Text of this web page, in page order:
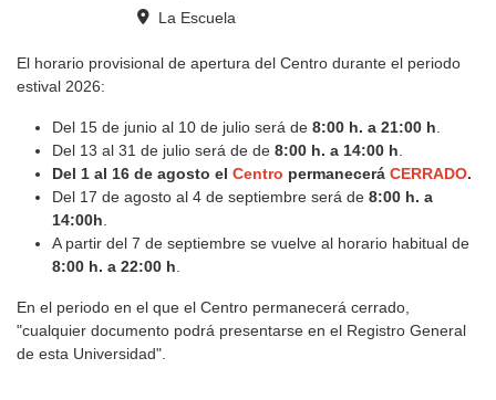
La Escuela
El horario provisional de apertura del Centro durante el periodo
estival 2026:
Del 15 de junio al 10 de julio será de 8:00 h. a 21:00 h.
Del 13 al 31 de julio será de de 8:00 h. a 14:00 h.
Del 1 al 16 de agosto el Centro permanecerá CERRADO.
Del 17 de agosto al 4 de septiembre será de 8:00 h. a
14:00h.
A partir del 7 de septiembre se vuelve al horario habitual de
8:00 h. a 22:00 h.
En el periodo en el que el Centro permanecerá cerrado,
"cualquier documento podrá presentarse en el Registro General
de esta Universidad".